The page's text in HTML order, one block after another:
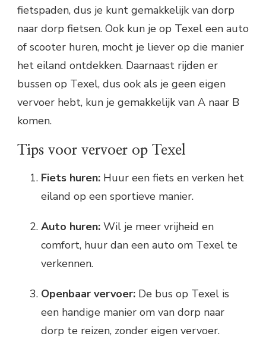
fietspaden, dus je kunt gemakkelijk van dorp
naar dorp fietsen. Ook kun je op Texel een auto
of scooter huren, mocht je liever op die manier
het eiland ontdekken. Daarnaast rijden er
bussen op Texel, dus ook als je geen eigen
vervoer hebt, kun je gemakkelijk van A naar B
komen.
Tips voor vervoer op Texel
Fiets huren: Huur een fiets en verken het
eiland op een sportieve manier.
Auto huren: Wil je meer vrijheid en
comfort, huur dan een auto om Texel te
verkennen.
Openbaar vervoer: De bus op Texel is
een handige manier om van dorp naar
dorp te reizen, zonder eigen vervoer.